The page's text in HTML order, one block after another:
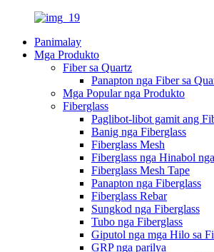
Panimalay
Mga Produkto
Fiber sa Quartz
Panapton nga Fiber sa
Mga Popular nga Produkto
Fiberglass
Paglibot-libot gamit ang
Banig nga Fiberglass
Fiberglass Mesh
Fiberglass nga Hinabol
Fiberglass Mesh Tape
Panapton nga Fiberglass
Fiberglass Rebar
Sungkod nga Fiberglass
Tubo nga Fiberglass
Giputol nga mga Hilo sa
GRP nga parilya